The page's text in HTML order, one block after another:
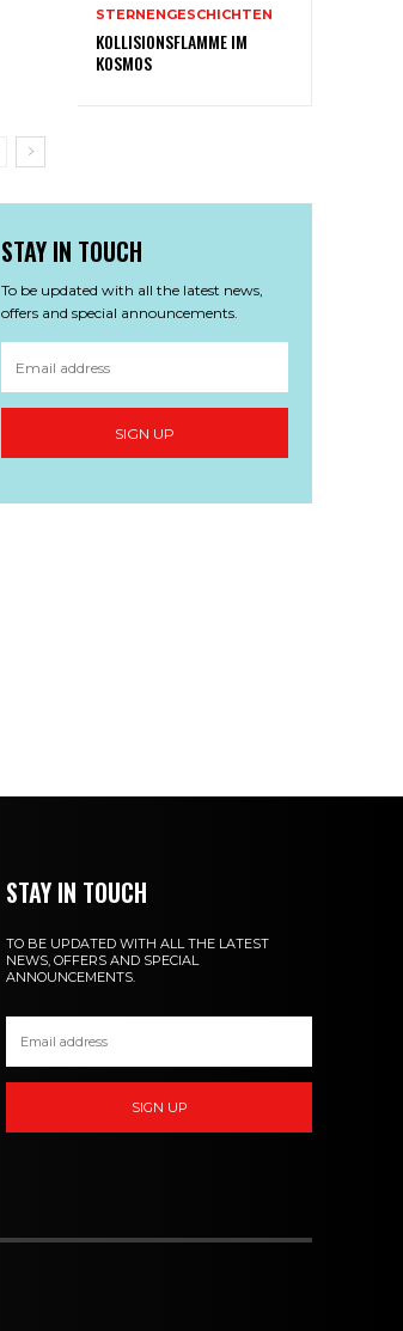
STERNENGESCHICHTEN
KOLLISIONSFLAMME IM
KOSMOS
STAY IN TOUCH
To be updated with all the latest news,
offers and special announcements.
SIGN UP
STAY IN TOUCH
TO BE UPDATED WITH ALL THE LATEST
NEWS, OFFERS AND SPECIAL
ANNOUNCEMENTS.
SIGN UP